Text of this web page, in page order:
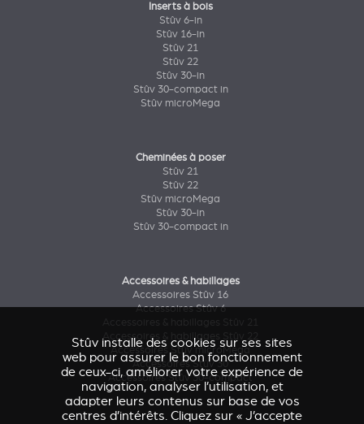
Inserts à bois
Stûv 6-in
Stûv 16-in
Stûv 21
Stûv 22
Stûv 30-in
Stûv 30-compact in
Stûv microMega
Cheminées à poser
Stûv 21
Stûv 22
Stûv microMega
Stûv 30-in
Stûv 30-compact in
Accessoires & habillages
Accessoires Stûv 16
Accessoires Stûv 6
Accessoires & habillages Stûv 22
Accessoires Stûv microMega
Accessoires Stûv 30
Accessoires Stûv 30-compact
Stûv installe des cookies sur ses sites
web pour assurer le bon fonctionnement
de ceux-ci, améliorer votre expérience de
navigation, analyser l’utilisation, et
adapter leurs contenus sur base de vos
centres d’intérêts. Cliquez sur « J’accepte